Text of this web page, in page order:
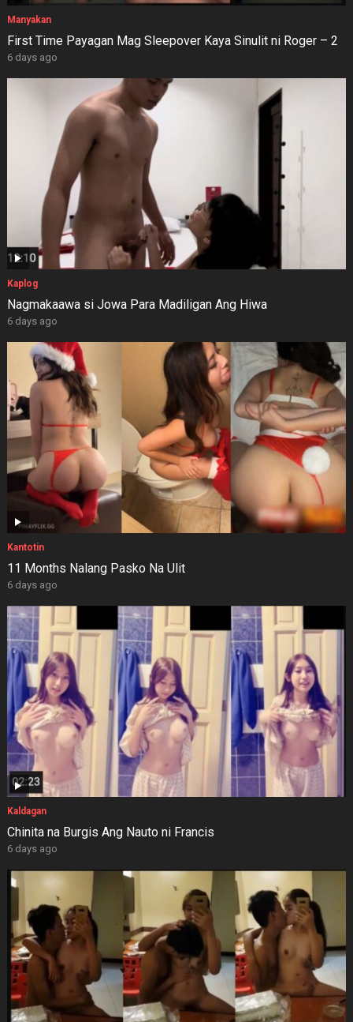
Manyakan
First Time Payagan Mag Sleepover Kaya Sinulit ni Roger – 2
6 days ago
Kaplog
Nagmakaawa si Jowa Para Madiligan Ang Hiwa
6 days ago
Kantotin
11 Months Nalang Pasko Na Ulit
6 days ago
Kaldagan
Chinita na Burgis Ang Nauto ni Francis
6 days ago